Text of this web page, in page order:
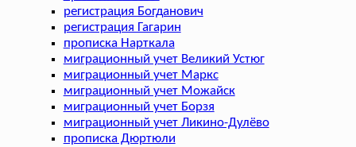
регистрация Богданович
регистрация Гагарин
прописка Нарткала
миграционный учет Великий Устюг
миграционный учет Маркс
миграционный учет Можайск
миграционный учет Борзя
миграционный учет Ликино-Дулёво
прописка Дюртюли